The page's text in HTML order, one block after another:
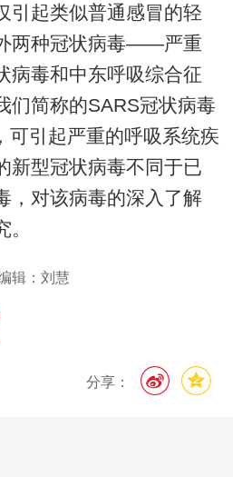
引起类似普通感冒的轻
两种冠状病毒——严重
病毒和中东呼吸综合征
们简称的SARS冠状病毒
可引起严重的呼吸系统疾
新型冠状病毒不同于已
，对该病毒的深入了解
辑：刘慧
分享：